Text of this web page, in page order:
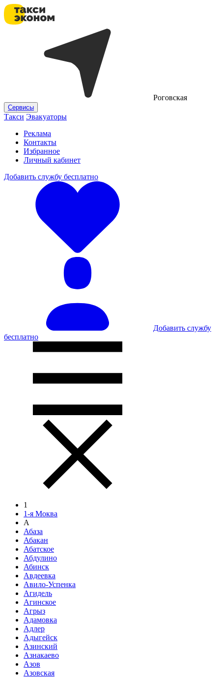
Роговская
Сервисы
Такси Эвакуаторы
Реклама
Контакты
Избранное
Личный кабинет
Добавить службу бесплатно
Добавить службу
бесплатно
1
1-я Моква
А
Абаза
Абакан
Абатское
Абдулино
Абинск
Авдеевка
Авило-Успенка
Агидель
Агинское
Агрыз
Адамовка
Адлер
Адыгейск
Азинский
Азнакаево
Азов
Азовская